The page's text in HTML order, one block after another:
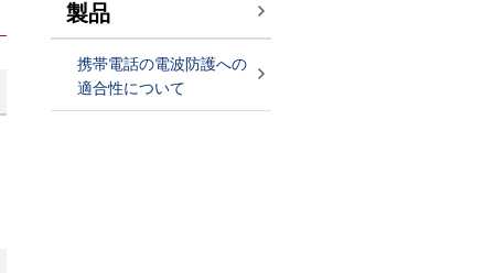
製品
携帯電話の電波防護への
適合性について